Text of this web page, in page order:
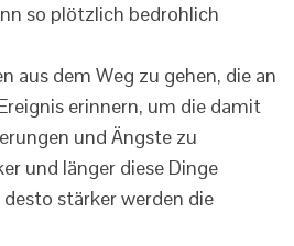
so plötzlich bedrohlich
aus dem Weg zu gehen, die an
erinnern, um die damit
und Ängste zu
und länger diese Dinge
stärker werden die